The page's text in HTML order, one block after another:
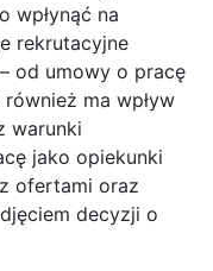
wpłynąć na
rekrutacyjne
od umowy o pracę
ma wpływ
warunki
jako opiekunki
ofertami oraz
decyzji o